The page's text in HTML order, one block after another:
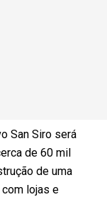
San Siro será
de 60 mil
de uma
lojas e